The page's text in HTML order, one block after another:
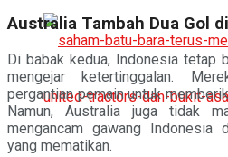
Australia Tambah Dua Gol
Di babak kedua, Indonesia tetap
mengejar ketertinggalan.
pergantian pemain untuk
Namun, Australia juga tidak
mengancam gawang Indonesia
yang mematikan.